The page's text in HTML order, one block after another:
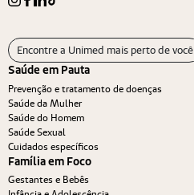
Encontre a Unimed mais perto de você
Saúde em Pauta
Prevenção e tratamento de doenças
Saúde da Mulher
Saúde do Homem
Saúde Sexual
Cuidados específicos
Família em Foco
Gestantes e Bebês